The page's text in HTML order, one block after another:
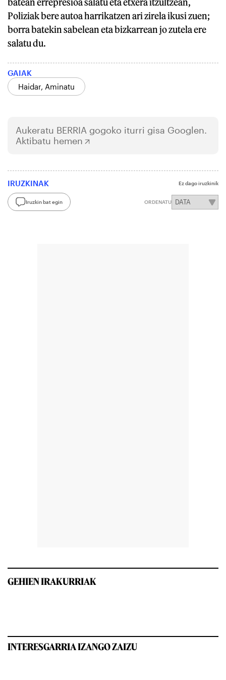
Poliziak bere autoa harrikatzen ari zirela ikusi zuen;
borra batekin sabelean eta bizkarrean jo zutela ere
salatu du.
GAIAK
Haidar, Aminatu
Aukeratu BERRIA gogoko iturri gisa Googlen.
Aktibatu hemen
IRUZKINAK Ez dago iruzkinik
Iruzkin bat egin ORDENATU
GEHIEN IRAKURRIAK
INTERESGARRIA IZANGO ZAIZU